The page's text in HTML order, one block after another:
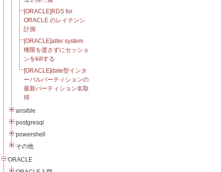
[ORACLE]RDS for
ORACLE のレイテンシ
計測
[ORACLE]alter system
権限を渡さずにセッショ
ンをkillする
[ORACLE]date型インタ
ーバルパーティションの
最新パーティション名取
得
ansible
postgresql
powershell
その他
ORACLE